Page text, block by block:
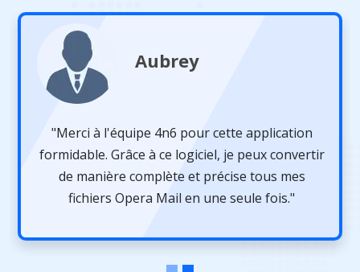
Aubrey
"Merci à l'équipe 4n6 pour cette application
formidable. Grâce à ce logiciel, je peux convertir
de manière complète et précise tous mes
fichiers Opera Mail en une seule fois."